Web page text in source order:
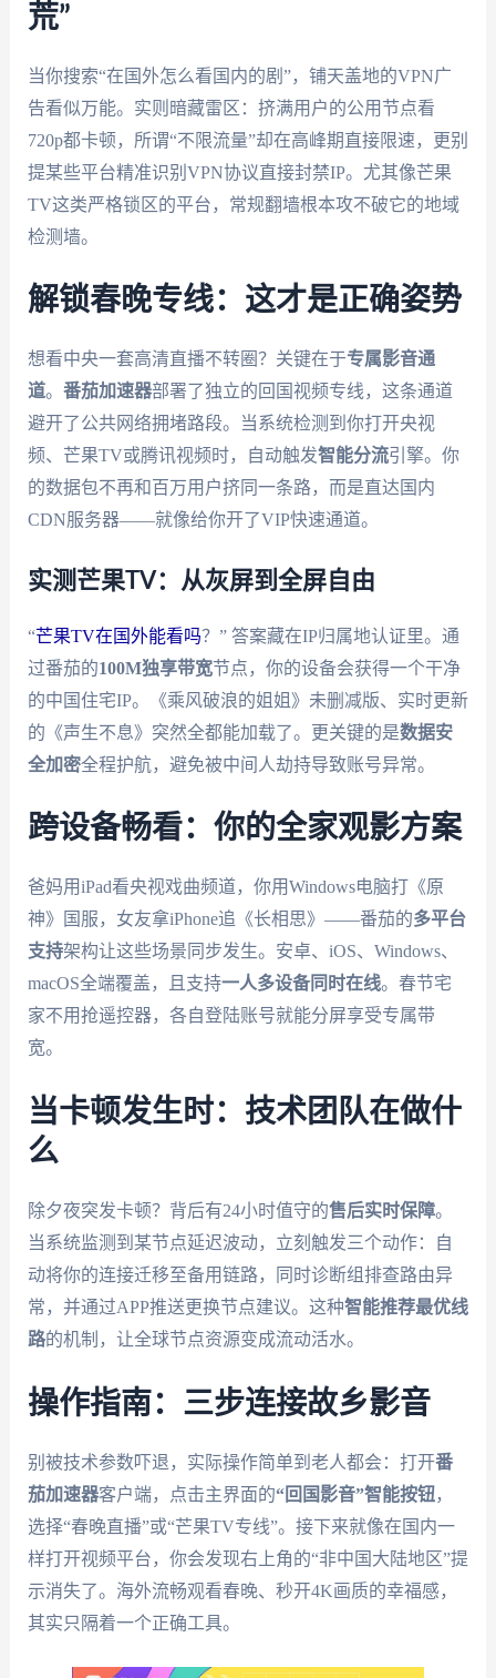
荒”
当你搜索“在国外怎么看国内的剧”，铺天盖地的VPN广
告看似万能。实则暗藏雷区：挤满用户的公用节点看
720p都卡顿，所谓“不限流量”却在高峰期直接限速，更别
提某些平台精准识别VPN协议直接封禁IP。尤其像芒果
TV这类严格锁区的平台，常规翻墙根本攻不破它的地域
检测墙。
解锁春晚专线：这才是正确姿势
想看中央一套高清直播不转圈？关键在于专属影音通
道。 番茄加速器部署了独立的回国视频专线，这条通道
避开了公共网络拥堵路段。当系统检测到你打开央视
频、芒果TV或腾讯视频时，自动触发智能分流引擎。你
的数据包不再和百万用户挤同一条路，而是直达国内
CDN服务器——就像给你开了VIP快速通道。
实测芒果TV：从灰屏到全屏自由
“芒果TV在国外能看吗？” 答案藏在IP归属地认证里。通
过番茄的100M独享带宽节点，你的设备会获得一个干净
的中国住宅IP。《乘风破浪的姐姐》未删减版、实时更新
的《声生不息》突然全都能加载了。更关键的是数据安
全加密全程护航，避免被中间人劫持导致账号异常。
跨设备畅看：你的全家观影方案
爸妈用iPad看央视戏曲频道，你用Windows电脑打《原
神》国服，女友拿iPhone追《长相思》——番茄的多平台
支持架构让这些场景同步发生。安卓、iOS、Windows、
macOS全端覆盖，且支持一人多设备同时在线。春节宅
家不用抢遥控器，各自登陆账号就能分屏享受专属带
宽。
当卡顿发生时：技术团队在做什
么
除夕夜突发卡顿？背后有24小时值守的售后实时保障。
当系统监测到某节点延迟波动，立刻触发三个动作：自
动将你的连接迁移至备用链路，同时诊断组排查路由异
常，并通过APP推送更换节点建议。这种智能推荐最优线
路的机制，让全球节点资源变成流动活水。
操作指南：三步连接故乡影音
别被技术参数吓退，实际操作简单到老人都会：打开番
茄加速器客户端，点击主界面的“回国影音”智能按钮，
选择“春晚直播”或“芒果TV专线”。接下来就像在国内一
样打开视频平台，你会发现右上角的“非中国大陆地区”提
示消失了。海外流畅观看春晚、秒开4K画质的幸福感，
其实只隔着一个正确工具。